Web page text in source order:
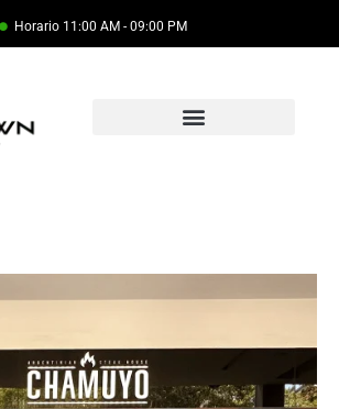
Horario 11:00 AM - 09:00 PM